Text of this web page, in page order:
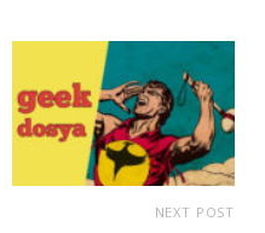
NEXT POST